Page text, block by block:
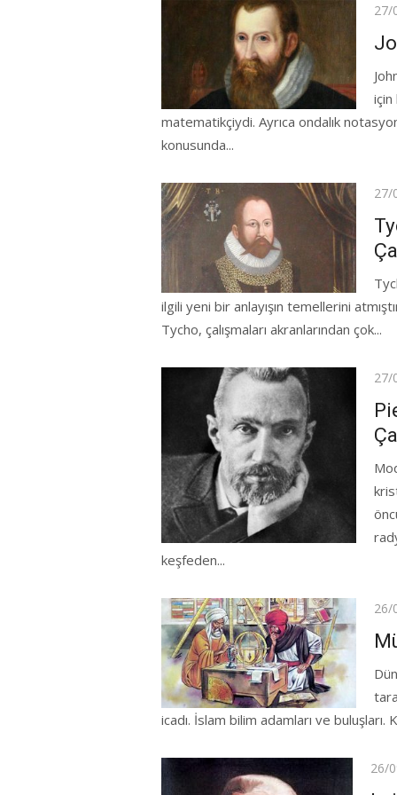
27/
için
matematikçiydi. Ayrıca ondalık
konusunda...
27/
ilgili yeni bir anlayışın temellerini
Tycho, çalışmaları akranlarından çok...
27/
keşfeden...
26/
icadı. İslam bilim adamları ve buluşları.
26/